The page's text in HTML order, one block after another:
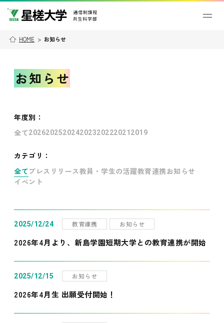
HOME > お知らせ
お知らせ
年度別 ：
全て202620252024202320222021 2019
カテゴリ：
全て プレスリリース教員・学生の活躍教育連携お知らせ
イベント
2025/12/24 教育連携 お知らせ
2026年4月より、新島学園短期大学との教育連携が開始
2025/12/15 お知らせ
2026年4月生 出願受付開始！